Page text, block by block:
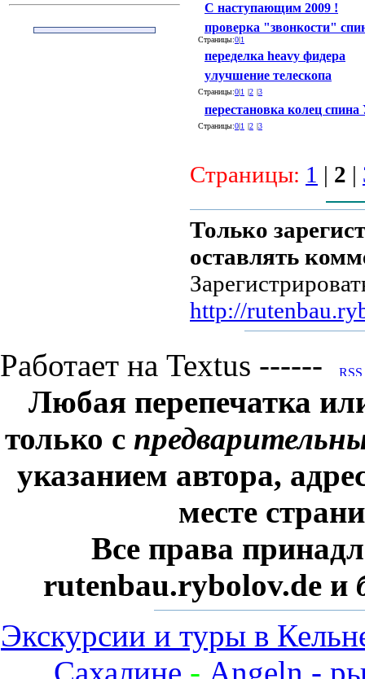
С наступающим 2009 !
проверка "звонкости"
Страницы:0|1
переделка heavy фидера
улучшение телескопа
Страницы:0|1 |2 |3
перестановка колец
Страницы:0|1 |2 |3
Страницы: 1 | 2 |
Только
оставлять
http://
Работает на Textus ------
Любая перепечатка
только с
указанием автора,
месте
Все права
rutenbau.rybolov.de и
Экскурсии и туры в